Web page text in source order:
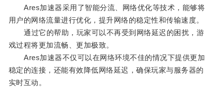
Ares加速器采用了智能分流、网络优化等技术，能够将
用户的网络流量进行优化，提升网络的稳定性和传输速度。
通过它的帮助，玩家可以不再受到网络延迟的困扰，游
戏过程将更加流畅、更加极致。
Ares加速器不仅可以在网络环境不佳的情况下提供更加
稳定的连接，还能有效降低网络延迟，确保玩家与服务器的
实时互动。